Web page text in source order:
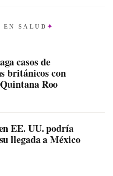
ENSALUD
casos de
británicos con
Roo
EE. UU. podría
llegada a México